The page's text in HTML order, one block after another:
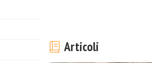
Articoli